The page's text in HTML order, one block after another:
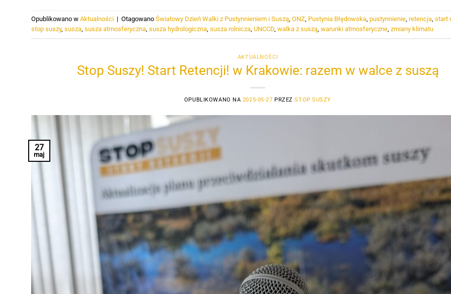
Opublikowano w Aktualności | Otagowano Światowy Dzień Walki z Pustynnieniem i Suszą, ONZ, Pustynia Błędowska, pustynnienie, retencja, start
stop suszy, susza, susza atmosferyczna, susza hydrologiczna, susza rolnicza, UNCCD, walka z suszą, warunki atmosferyczne, zmiany klimatu
AKTUALNOŚCI
Stop Suszy! Start Retencji! w Krakowie: razem w walce z suszą
OPUBLIKOWANO NA 2025-05-27 PRZEZSTOP SUSZY
27
maj